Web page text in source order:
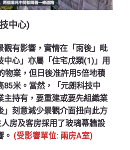
中心)
觀有影響，實情在「雨後」毗
中心」亦屬「住宅戊類(1)」用
物業，但日後准許用5倍地積
85米。當然，「元朗科技中
主持有，要重建或要先組織業
」刻意減少景觀介面扭向此方
房及客房採用了玻璃幕牆設
。 (受影響單位: 兩房A室)